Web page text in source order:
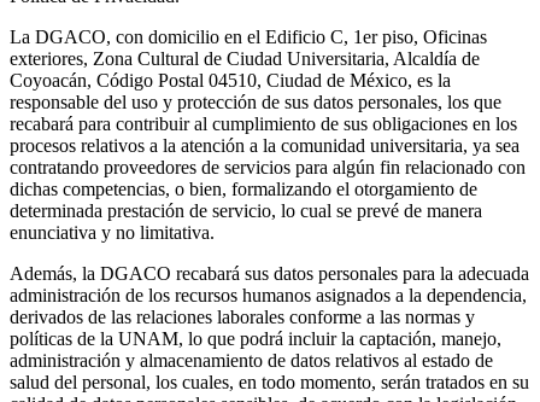
La DGACO, con domicilio en el Edificio C, 1er piso, Oficinas
exteriores, Zona Cultural de Ciudad Universitaria, Alcaldía de
Coyoacán, Código Postal 04510, Ciudad de México, es la
responsable del uso y protección de sus datos personales, los que
recabará para contribuir al cumplimiento de sus obligaciones en los
procesos relativos a la atención a la comunidad universitaria, ya sea
contratando proveedores de servicios para algún fin relacionado con
dichas competencias, o bien, formalizando el otorgamiento de
determinada prestación de servicio, lo cual se prevé de manera
enunciativa y no limitativa.
Además, la DGACO recabará sus datos personales para la adecuada
administración de los recursos humanos asignados a la dependencia,
derivados de las relaciones laborales conforme a las normas y
políticas de la UNAM, lo que podrá incluir la captación, manejo,
administración y almacenamiento de datos relativos al estado de
salud del personal, los cuales, en todo momento, serán tratados en su